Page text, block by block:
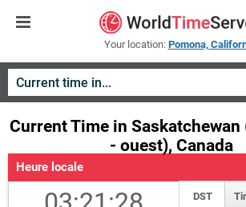
Your location: Pomona,
Current Time in
- ouest), Canada
Heure locale
DST